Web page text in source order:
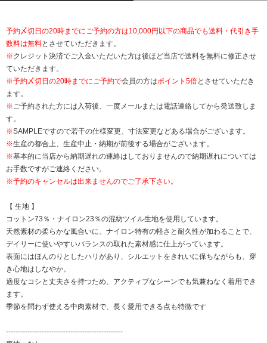
予約〆切日の20時までにご予約の方は10,000円以下の商品でも送料・代引き手
数料は無料とさせていただきます。
※クレジット決済でご入金いただいた方は後ほど当店で送料を無料に修正させ
ていただきます。
※予約〆切日の20時までにご予約で会員の方はポイント5倍とさせていただき
ます。
※ご予約された方には入荷後、一度メールまたは電話連絡してから発送致しま
す。
※SAMPLEですので若干の仕様変更、寸法変更などある場合がございます。
※生産の都合上、生産中止・納期が前後する場合がございます。
※基本的に当店から納期遅れの連絡はしておりませんので納期遅れについては
お手数ですがご連絡ください。
※予約のキャンセルは出来ませんのでご了承下さい。
【 生地 】
コットン73％・ナイロン23％の混紡ツイル生地を使用しています。
天然素材の柔らかな風合いに、ナイロン特有の軽さと耐久性が加わることで、
デイリーに使いやすいバランスの取れた素材感に仕上がっています。
表面にはほんのりとしたハリがあり、シルエットをきれいに保ちながらも、穿
き心地はしなやか。
適度なコシと丈夫さを持つため、アクティブなシーンでも気兼ねなく着用でき
ます。
季節を問わず使える中肉素材で、長く愛用できる点も特徴です
-------------------------------------------------